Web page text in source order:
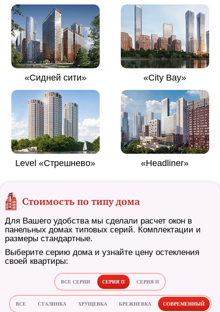
«Сидней сити» «City Bay»
Level «Стрешнево» «Headliner»
Стоимость по типу дома
Для Вашего удобства мы сделали расчет окон в
панельных домах типовых серий. Комплектации и
размеры стандартные.
Выберите серию дома и узнайте цену остекления
своей квартиры:
ВСЕ СЕРИИ СЕРИЯ П СЕРИЯ II
ВСЕ СТАЛИНКА ХРУЩЕВКА БРЕЖНЕВКА СОВРЕМЕННЫЙ